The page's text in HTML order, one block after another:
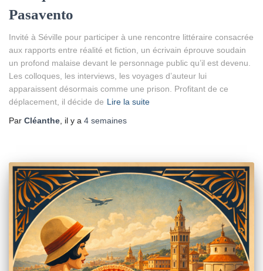
Pasavento
Invité à Séville pour participer à une rencontre littéraire consacrée
aux rapports entre réalité et fiction, un écrivain éprouve soudain
un profond malaise devant le personnage public qu’il est devenu.
Les colloques, les interviews, les voyages d’auteur lui
apparaissent désormais comme une prison. Profitant de ce
déplacement, il décide de Lire la suite
Par Cléanthe , il y a 4 semaines